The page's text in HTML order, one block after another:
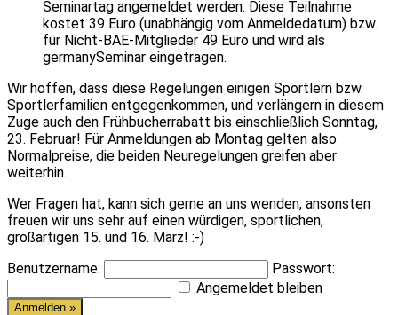
Seminartag angemeldet werden. Diese Teilnahme
kostet 39 Euro (unabhängig vom Anmeldedatum) bzw.
für Nicht-BAE-Mitglieder 49 Euro und wird als
germanySeminar eingetragen.
Wir hoffen, dass diese Regelungen einigen Sportlern bzw.
Sportlerfamilien entgegenkommen, und verlängern in diesem
Zuge auch den Frühbucherrabatt bis einschließlich Sonntag,
23. Februar! Für Anmeldungen ab Montag gelten also
Normalpreise, die beiden Neuregelungen greifen aber
weiterhin.
Wer Fragen hat, kann sich gerne an uns wenden, ansonsten
freuen wir uns sehr auf einen würdigen, sportlichen,
großartigen 15. und 16. März! :-)
Benutzername:
Passwort:
Angemeldet bleiben